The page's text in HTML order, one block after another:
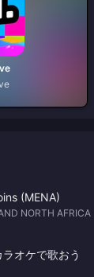
(MENA)
NORTH AFRICA
オケで歌おう